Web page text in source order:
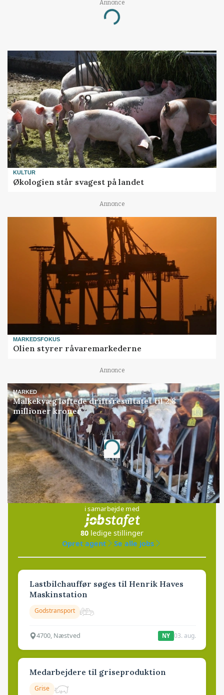
Annonce
Loading...
KULTUR
Økologien står svagest på landet
Annonce
MARKEDSFOKUS
Olien styrer råvaremarkederne
Annonce
MARKED
Malkekvæg løftede driftsresultatet til 2,8
millioner kroner
Annonce
Loading...
Jobs
i samarbejde med
80 ledige stillinger
Opret agent
Se alle jobs
Lastbilchauffør søges til Henrik Haves
Maskinstation
Godstransport
4700, Næstved NY 03. aug.
Medarbejdere til griseproduktion
Grise